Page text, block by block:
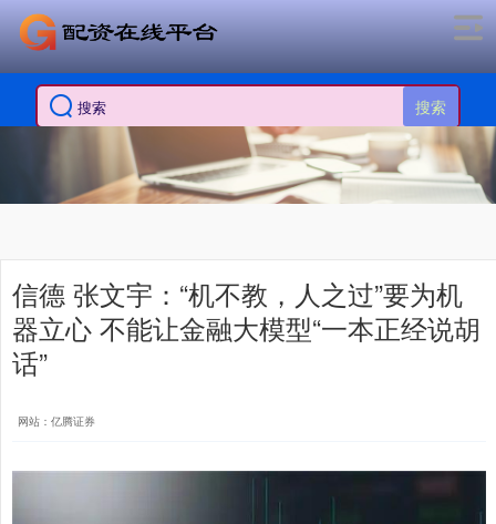
搜索
信德 张文宇：“机不教，人之过”要为机
器立心 不能让金融大模型“一本正经说胡
话”
网站：亿腾证券